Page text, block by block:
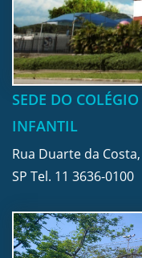
SEDE DO
INFANTIL
Rua Duarte da
SP Tel. 11 3636-0100